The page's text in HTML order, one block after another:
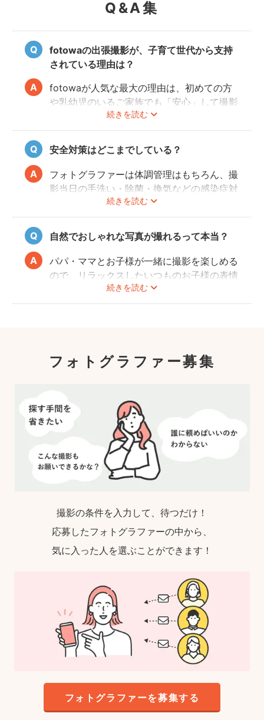
Q&A集
fotowaの出張撮影が、子育て世代から支持
されている理由は？
続きを読む
fotowaが人気な最大の理由は、初めての方
や乳幼児のいるご家族でも「安心」して撮影
を楽しんでいただけることです。
厳しい審査を通過した、赤ちゃん・子どもの
扱いに慣れているパパ・ママ世代のカメラマ
ンが全国に多数在籍。
またどのカメラマンでも指名料は一切ござい
ません。分かりやすい料金体系も人気のポイ
安全対策はどこまでしている？
続きを読む
フォトグラファーは体調管理はもちろん、撮
影当日の手洗い・除菌・換気などの感染症対
策や、熱中症予防に努めます。
また、撮影中はご家族のペースに合わせなが
ら、周囲や足元に危険なものがないか注意を
呼び掛けながら進行しますのでご安心くださ
い。
自然でおしゃれな写真が撮れるって本当？
続きを読む
パパ・ママとお子様が一緒に撮影を楽しめる
ので、リラックスしたいつものお子様の表情
を撮影できます。
こども・家族撮影に長けたプロカメラマンの
フォトグラファー募集
撮影の条件を入力して、待つだけ！
応募したフォトグラファーの中から、
気に入った人を選ぶことができます！
フォトグラファーを募集する